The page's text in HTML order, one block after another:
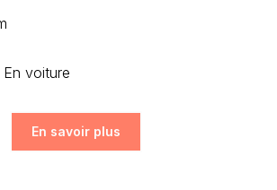
voiture
En savoir plus